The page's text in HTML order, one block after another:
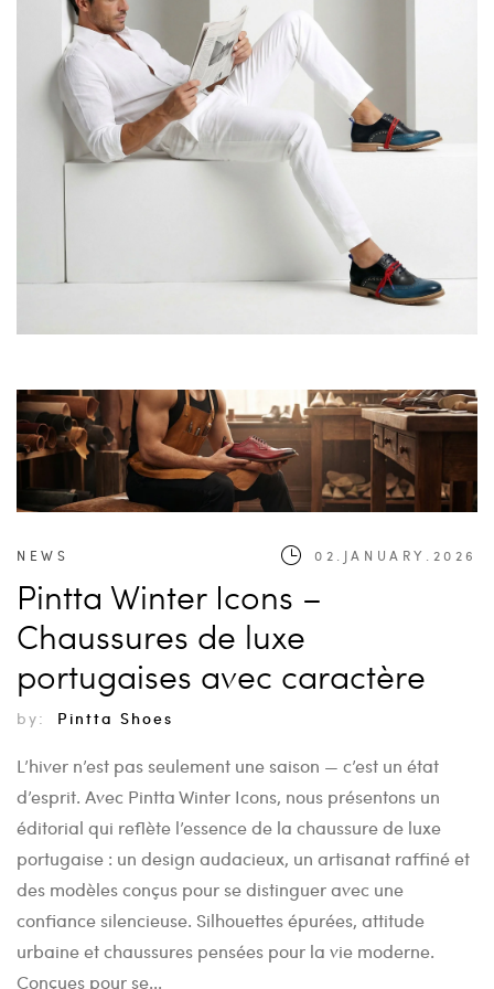
NEWS 02.JANUARY.2026
Pintta Winter Icons –
Chaussures de luxe
portugaises avec caractère
by: Pintta Shoes
L’hiver n’est pas seulement une saison — c’est un état
d’esprit. Avec Pintta Winter Icons, nous présentons un
éditorial qui reflète l’essence de la chaussure de luxe
portugaise : un design audacieux, un artisanat raffiné et
des modèles conçus pour se distinguer avec une
confiance silencieuse. Silhouettes épurées, attitude
urbaine et chaussures pensées pour la vie moderne.
Conçues pour se...